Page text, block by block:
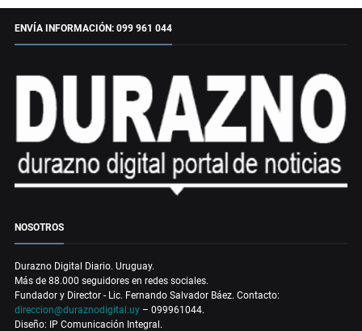
ENVÍA INFORMACIÓN: 099 961 044
NOSOTROS
Durazno Digital Diario. Uruguay.
Más de 88.000 seguidores en redes sociales.
Fundador y Director - Lic. Fernando Salvador Báez. Contacto:
direccion@duraznodigital.uy – 099961044.
Diseño: IP Comunicación Integral.